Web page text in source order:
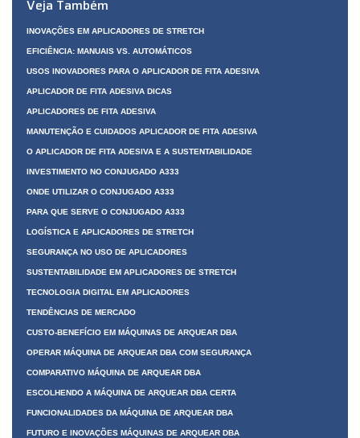
Veja Também
INOVAÇÕES EM APLICADORES DE STRETCH
EFICIÊNCIA: MANUAIS VS. AUTOMÁTICOS
USOS INOVADORES PARA O APLICADOR DE FITA ADESIVA
APLICADOR DE FITA ADESIVA DICAS
APLICADORES DE FITA ADESIVA
MANUTENÇÃO E CUIDADOS APLICADOR DE FITA ADESIVA
O APLICADOR DE FITA ADESIVA E A SUSTENTABILIDADE
INVESTIMENTO NO CONJUGADO A333
ONDE UTILIZAR O CONJUGADO A333
PARA QUE SERVE O CONJUGADO A333
LOGÍSTICA E APLICADORES DE STRETCH
SEGURANÇA NO USO DE APLICADORES
SUSTENTABILIDADE EM APLICADORES DE STRETCH
TECNOLOGIA DIGITAL EM APLICADORES
TENDÊNCIAS DE MERCADO
CUSTO-BENEFÍCIO EM MÁQUINAS DE ARQUEAR DBA
OPERAR MÁQUINA DE ARQUEAR DBA COM SEGURANÇA
COMPARATIVO MÁQUINA DE ARQUEAR DBA
ESCOLHENDO A MÁQUINA DE ARQUEAR DBA CERTA
FUNCIONALIDADES DA MÁQUINA DE ARQUEAR DBA
FUTURO E INOVAÇÕES MÁQUINAS DE ARQUEAR DBA